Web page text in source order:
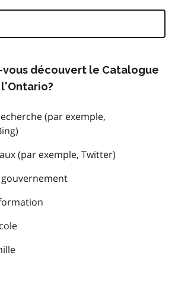
vous découvert le Catalogue
(par exemple,
(par exemple, Twitter)